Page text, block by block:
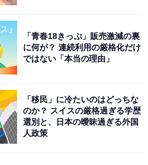
「青春18きっぷ」販売激減の裏
に何が？ 連続利用の厳格化だけ
ではない「本当の理由」
「移民」に冷たいのはどっちな
のか？ スイスの厳格過ぎる学歴
選別と、日本の曖昧過ぎる外国
人政策